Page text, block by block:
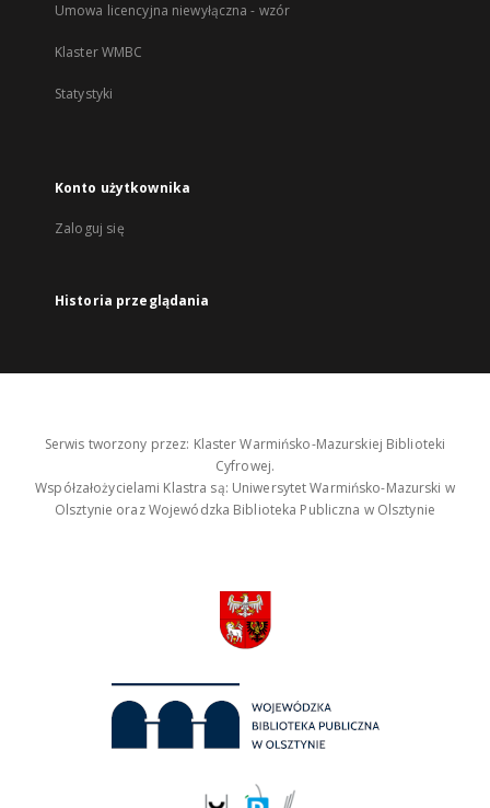
Umowa licencyjna niewyłączna - wzór
Klaster WMBC
Statystyki
Konto użytkownika
Zaloguj się
Historia przeglądania
Serwis tworzony przez: Klaster Warmińsko-Mazurskiej Biblioteki
Cyfrowej.
Współzałożycielami Klastra są: Uniwersytet Warmińsko-Mazurski w
Olsztynie oraz Wojewódzka Biblioteka Publiczna w Olsztynie